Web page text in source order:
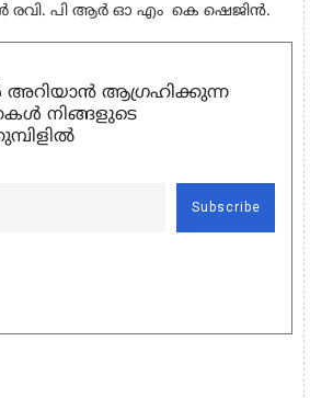
രവി. പി ആർ ഓ എം കെ ഷെജിൻ.
അറിയാൻ ആഗ്രഹിക്കുന്ന
നിങ്ങളുടെ
Subscribe